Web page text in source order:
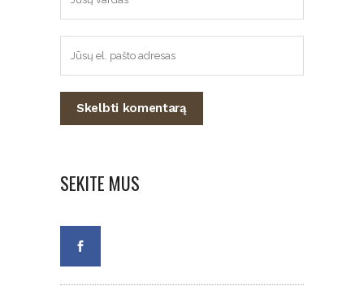
SEKITE MUS